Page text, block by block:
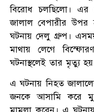
বিরোধ চলছিলো। এর
জালাল বেপারীর উপর
ঘটনায় দেলু গ্রুপ।
মাথায় লেগে
ঘটনাস্থলেই তার মৃত্যু
এ ঘটনায় নিহত
জনকে আসামি করে